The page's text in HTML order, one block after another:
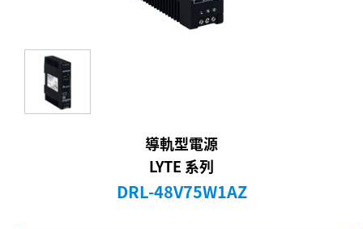
導軌型電源
LYTE 系列
DRL-48V75W1AZ